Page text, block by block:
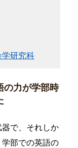
研究科
の力が学部時
で、それしか
部での英語の